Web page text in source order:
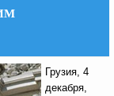
Грузия, 4
декабря,